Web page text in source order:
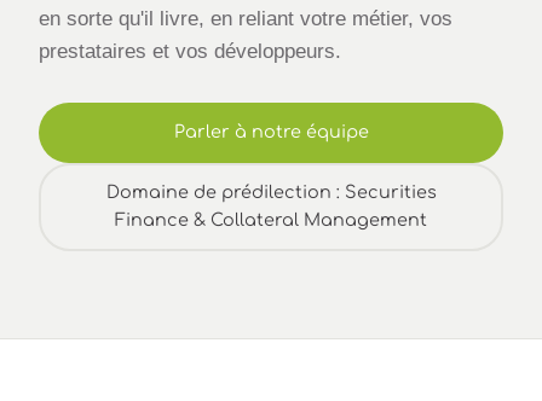
en sorte qu'il livre, en reliant votre métier, vos
prestataires et vos développeurs.
Parler à notre équipe
Domaine de prédilection : Securities
Finance & Collateral Management